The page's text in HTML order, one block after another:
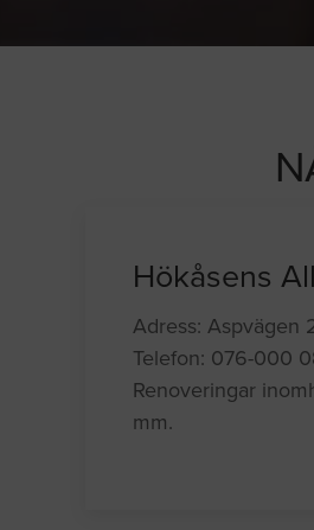
Hökåsens
Adress: Aspvägen
Telefon: 076-000
Renoveringar
mm.